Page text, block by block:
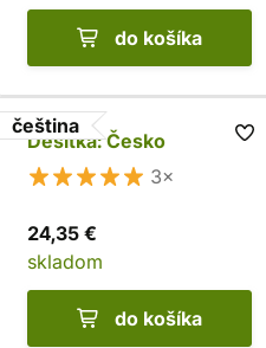
do košíka
čeština
Desítka: Česko
3×
24,35 €
skladom
do košíka